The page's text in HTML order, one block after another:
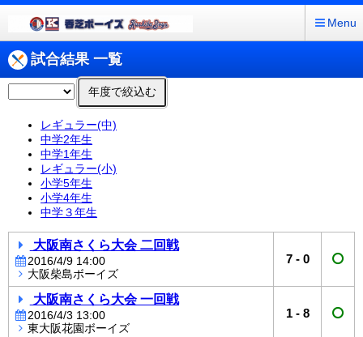
Menu
試合結果 一覧
年度で絞込む
レギュラー(中)
中学2年生
中学1年生
レギュラー(小)
小学5年生
小学4年生
中学３年生
大阪南さくら大会 二回戦
2016/4/9 14:00
大阪柴島ボーイズ
7- 0
大阪南さくら大会 一回戦
2016/4/3 13:00
東大阪花園ボーイズ
1- 8